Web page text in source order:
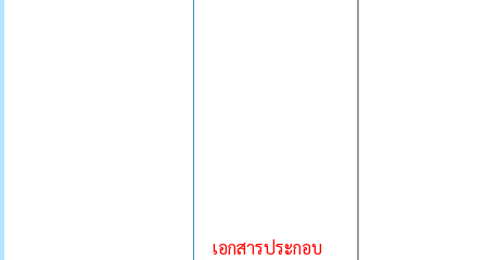
เอกสารประกอบ